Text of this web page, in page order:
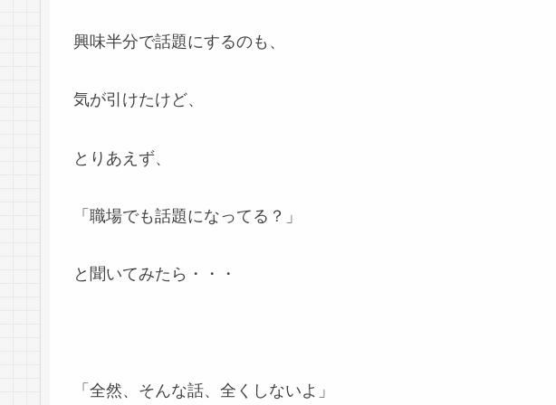
興味半分で話題にするのも、
気が引けたけど、
とりあえず、
「職場でも話題になってる？」
と聞いてみたら・・・
「全然、そんな話、全くしないよ」